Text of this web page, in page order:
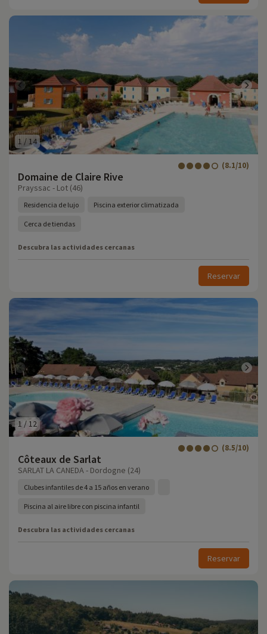
1 /14
Domaine de Claire Rive
(8.1/10)
Prayssac - Lot (46)
Residencia de lujo Piscina exterior climatizada
Cerca de tiendas
Descubra las actividades cercanas
Reservar
1 /12
Côteaux de Sarlat
(8.5/10)
SARLAT LA CANEDA - Dordogne (24)
Clubes infantiles de 4 a 15 años en verano
Piscina al aire libre con piscina infantil
Descubra las actividades cercanas
Reservar